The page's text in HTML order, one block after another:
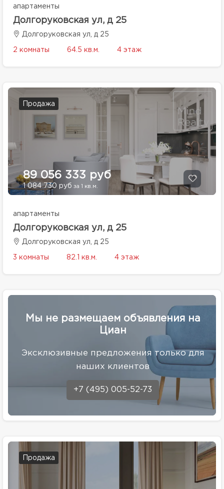
апартаменты
Долгоруковская ул, д 25
Долгоруковская ул, д 25
2 комнаты 64.5 кв.м. 4 этаж
Продажа
89 056 333 руб
1 084 730 руб за 1 кв.м.
апартаменты
Долгоруковская ул, д 25
Долгоруковская ул, д 25
3 комнаты 82.1 кв.м. 4 этаж
Мы не размещаем объявления на
Циан
Эксклюзивные предложения только для
наших клиентов
+7 (495) 005-52-73
Продажа